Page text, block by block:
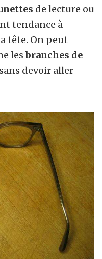
de lecture ou
tendance à
tête. On peut
lesbranches de
sans devoir aller